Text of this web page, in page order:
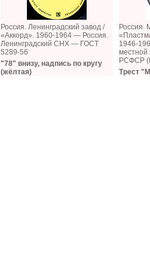
Россия. Ленинградский завод /
«Аккорд». 1960-1964 — Россия.
Ленинградский СНХ — ГОСТ
5289-56
"78" внизу, надпись по кругу
(жёлтая)
Россия.
1946-
РСФСР
Трест